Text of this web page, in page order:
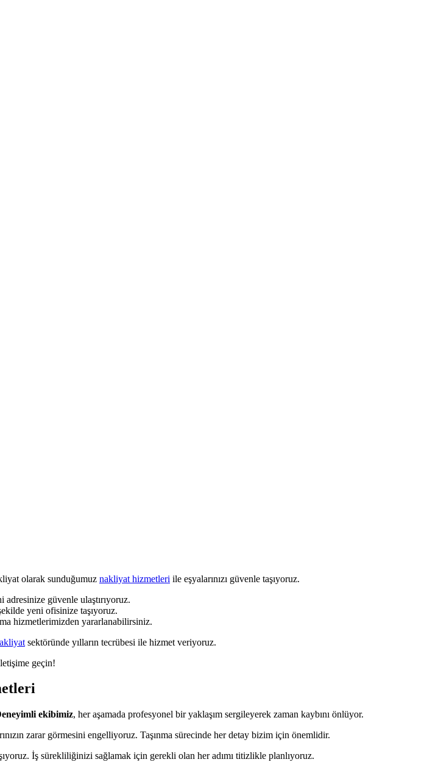
olarak sunduğumuz nakliyat hizmetleri ile eşyalarınızı güvenle taşıyoruz.
adresinize güvenle ulaştırıyoruz.
yeni ofisinize taşıyoruz.
hizmetlerimizden yararlanabilirsiniz.
sektöründe yılların tecrübesi ile hizmet veriyoruz.
geçin!
ekibimiz, her aşamada profesyonel bir yaklaşım sergileyerek zaman kaybını önlüyor.
zarar görmesini engelliyoruz. Taşınma sürecinde her detay bizim için önemlidir.
İş sürekliliğinizi sağlamak için gerekli olan her adımı titizlikle planlıyoruz.